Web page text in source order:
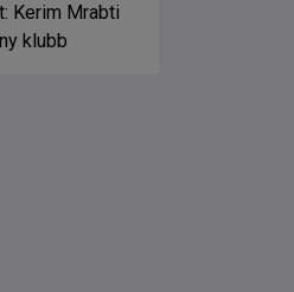
Kerim Mrabti
klubb